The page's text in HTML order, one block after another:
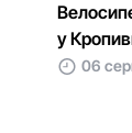
у
06